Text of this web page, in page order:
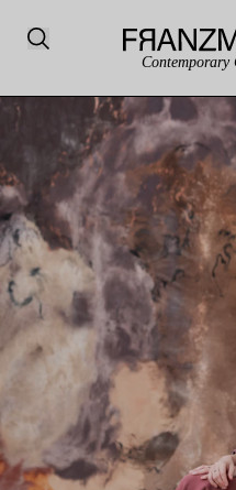
Contemporary